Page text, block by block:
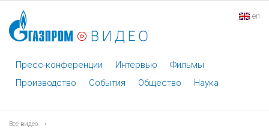
en
Пресс-конференции Интервью
Фильмы
Производство
События Общество Наука
Все видео ›